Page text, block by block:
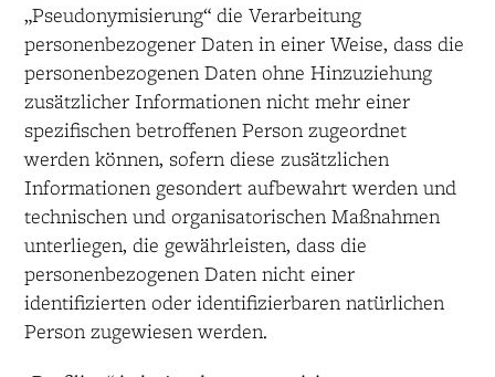
„Pseudonymisierung“ die Verarbeitung
personenbezogener Daten in einer Weise, dass die
personenbezogenen Daten ohne Hinzuziehung
zusätzlicher Informationen nicht mehr einer
spezifischen betroffenen Person zugeordnet
werden können, sofern diese zusätzlichen
Informationen gesondert aufbewahrt werden und
technischen und organisatorischen Maßnahmen
unterliegen, die gewährleisten, dass die
personenbezogenen Daten nicht einer
identifizierten oder identifizierbaren natürlichen
Person zugewiesen werden.